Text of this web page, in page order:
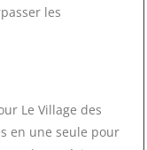
les
Le Village des
en une seule pour